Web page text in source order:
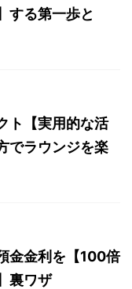
する第一歩と
ト【実用的な活
でラウンジを楽
金金利を【100倍
裏ワザ